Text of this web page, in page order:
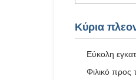
Κύρια
Εύκολη
Φιλικό προς